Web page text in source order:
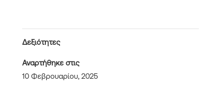
Δεξιότητες
Αναρτήθηκε στις
10 Φεβρουαρίου, 2025